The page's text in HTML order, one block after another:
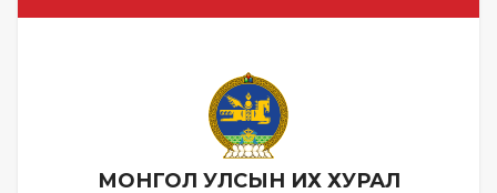
МОНГОЛ УЛСЫН ИХ ХУРАЛ